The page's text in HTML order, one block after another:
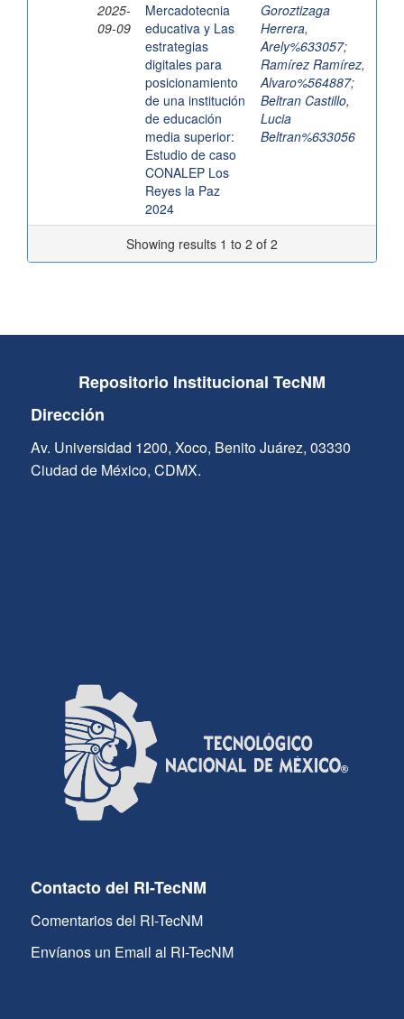
2025-
09-09
Mercadotecnia
educativa y Las
estrategias
digitales para
posicionamiento
de una institución
de educación
media superior:
Estudio de caso
CONALEP Los
Reyes la Paz
2024
Goroztizaga
Herrera,
Arely%633057;
Ramírez Ramírez,
Alvaro%564887;
Beltran Castillo,
Lucia
Beltran%633056
Showing results 1 to 2 of 2
Repositorio Institucional TecNM
Dirección
Av. Universidad 1200, Xoco, Benito Juárez, 03330
Ciudad de México, CDMX.
Contacto del RI-TecNM
Comentarios del RI-TecNM
Envíanos un Email al RI-TecNM